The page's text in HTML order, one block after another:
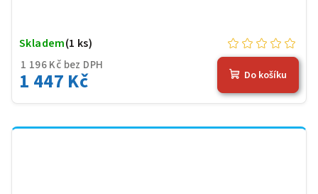
1 196 Kč bez DPH
1 447 Kč
Skladem(1 ks)
Do košíku